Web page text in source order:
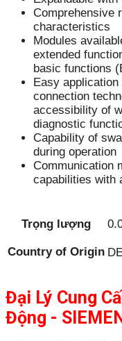
Comprehensive
characteristics
Modules
extended
basic functions
Easy
connection
accessibility of
diagnostic
Capability of
during operation
Communication
capabilities with
Trọng lượng
Country of Origin
Đại Lý Cung
Động -